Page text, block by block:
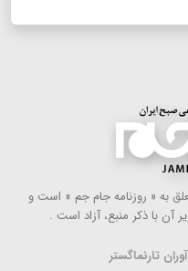
به « روزنامه جام جم » است و
آن با ذكر منبع، آزاد است .
تارنماگستر